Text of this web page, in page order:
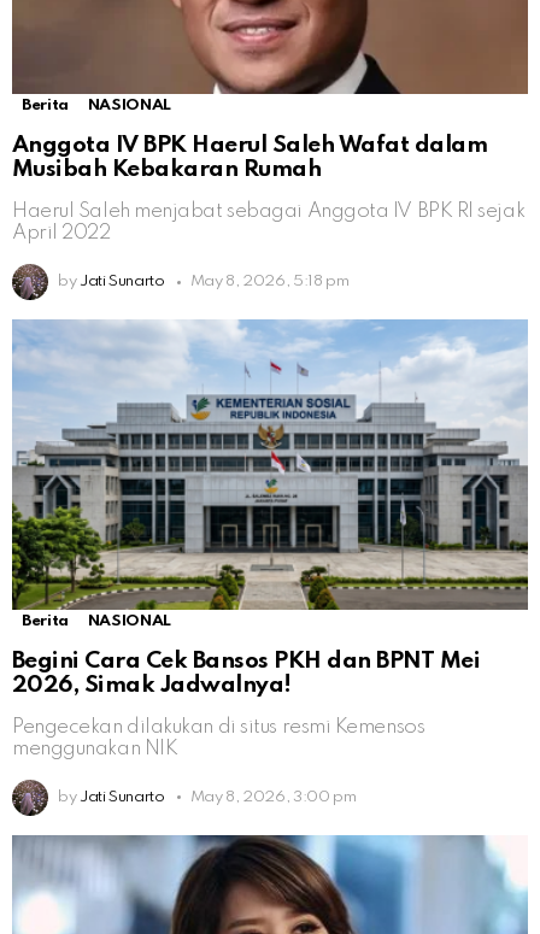
Berita NASIONAL
Anggota IV BPK Haerul Saleh Wafat dalam
Musibah Kebakaran Rumah
Haerul Saleh menjabat sebagai Anggota IV BPK RI sejak
April 2022
by Jati Sunarto May 8, 2026, 5:18 pm
Berita NASIONAL
Begini Cara Cek Bansos PKH dan BPNT Mei
2026, Simak Jadwalnya!
Pengecekan dilakukan di situs resmi Kemensos
menggunakan NIK
by Jati Sunarto May 8, 2026, 3:00 pm